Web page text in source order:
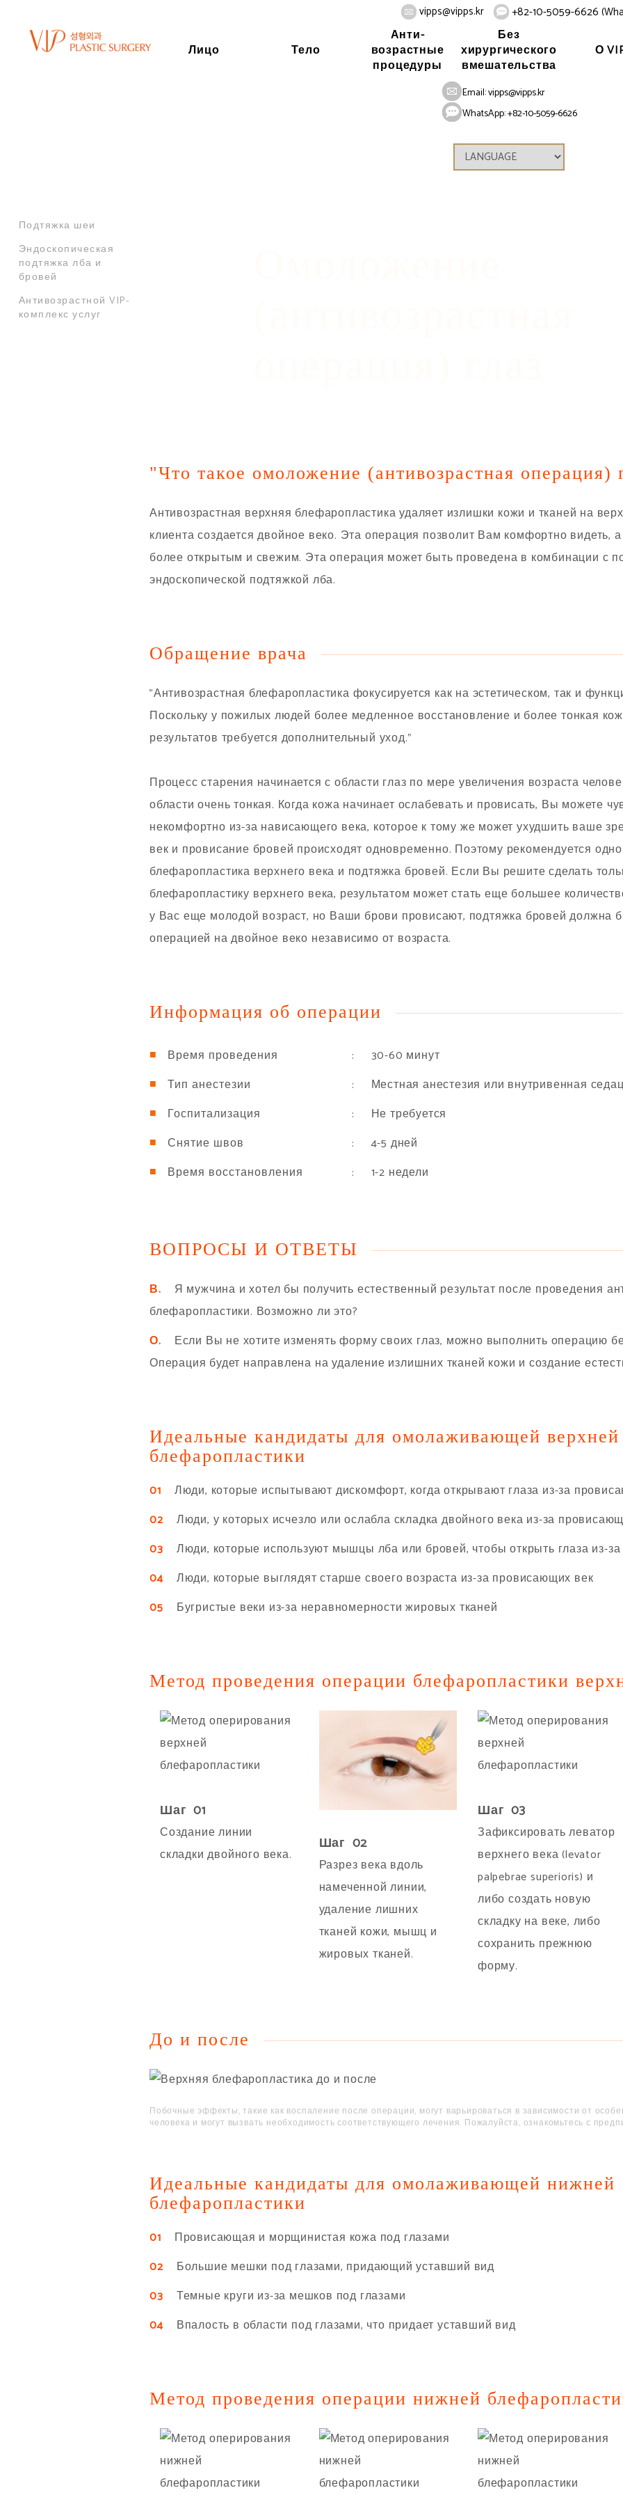
vipps@vipps.kr +82-10-5059-6626
Лицо Тело
Анти-
возрастные
процедуры
Без
хирургического
вмешательства
О
Email:vipps@vipps.kr
WhatsApp: +82-10-5059-6626
Подтяжка шеи
Эндоскопическая
подтяжка лба и
бровей
Антивозрастной VIP-
комплекс услуг
Анти-возрастные процедуры (омолаживание) Омоложение
"Что такое омоложение (антивозрастная операция)
Антивозрастная верхняя блефаропластика удаляет излишки кожи и тканей на
клиента создается двойное веко. Эта операция позволит Вам комфортно видеть,
более открытым и свежим. Эта операция может быть проведена в комбинации с
эндоскопической подтяжкой лба.
Обращение врача
"Антивозрастная блефаропластика фокусируется как на эстетическом, так и
Поскольку у пожилых людей более медленное восстановление и более тонкая
результатов требуется дополнительный уход.”
Процесс старения начинается с области глаз по мере увеличения возраста
области очень тонкая. Когда кожа начинает ослабевать и провисать, Вы можете
некомфортно из-за нависающего века, которое к тому же может ухудшить ваше
век и провисание бровей происходят одновременно. Поэтому рекомендуется
блефаропластика верхнего века и подтяжка бровей. Если Вы решите сделать
блефаропластику верхнего века, результатом может стать еще большее
у Вас еще молодой возраст, но Ваши брови провисают, подтяжка бровей должна
операцией на двойное веко независимо от возраста.
Информация об операции
Время проведения
: 30-60 минут
Тип анестезии
: Местная анестезия или внутривенная
Госпитализация
: Не требуется
Снятие швов
: 4-5 дней
Время восстановления
: 1-2 недели
ВОПРОСЫ И ОТВЕТЫ
В. Я мужчина и хотел бы получить естественный результат после проведения
блефаропластики. Возможно ли это?
О. Если Вы не хотите изменять форму своих глаз, можно выполнить операцию
Операция будет направлена на удаление излишних тканей кожи и создание
Идеальные кандидаты для омолаживающей верхней
блефаропластики
01 Люди, которые испытывают дискомфорт, когда открывают глаза из-за
02Люди, у которых исчезло или ослабла складка двойного века из-за
03 Люди, которые используют мышцы лба или бровей, чтобы открыть глаза из-
04Люди, которые выглядят старше своего возраста из-за провисающих век
05 Бугристые веки из-за неравномерности жировых тканей
Метод проведения операции блефаропластики
Шаг 01
Создание линии
складки двойного века.
Шаг 02
Разрез века вдоль
намеченной линии,
удаление лишних
тканей кожи, мышц и
жировых тканей.
Шаг 03
Зафиксировать леватор
верхнего века (levator
palpebrae superioris) и
либо создать новую
складку на веке, либо
сохранить прежнюю
форму.
До и после
Побочные эффекты, такие как воспаление после операции, могут варьироваться в зависимости от
человека и могут вызвать необходимость соответствующего лечения. Пожалуйста, ознакомьтесь с
Идеальные кандидаты для омолаживающей нижней
блефаропластики
01 Провисающая и морщинистая кожа под глазами
02Большие мешки под глазами, придающий уставший вид
03 Темные круги из-за мешков под глазами
04Впалость в области под глазами, что придает уставший вид
Метод проведения операции нижней